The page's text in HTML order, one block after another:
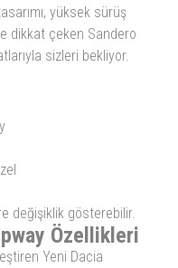
yüksek sürüş
dikkat çeken Sandero
sizleri bekliyor.
değişiklik gösterebilir.
Özellikleri
Yeni Dacia